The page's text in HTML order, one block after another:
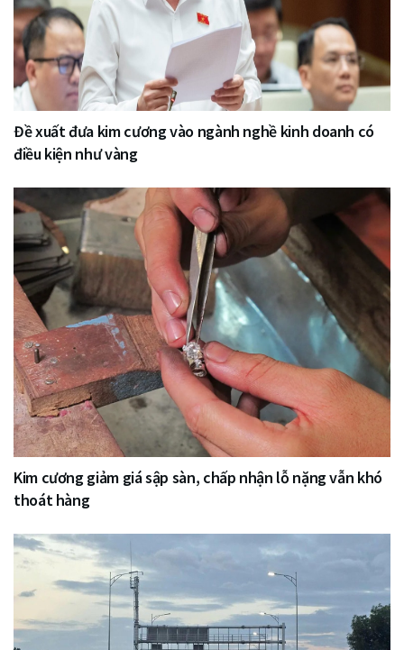
Đề xuất đưa kim cương vào ngành nghề kinh doanh có
điều kiện như vàng
Kim cương giảm giá sập sàn, chấp nhận lỗ nặng vẫn khó
thoát hàng